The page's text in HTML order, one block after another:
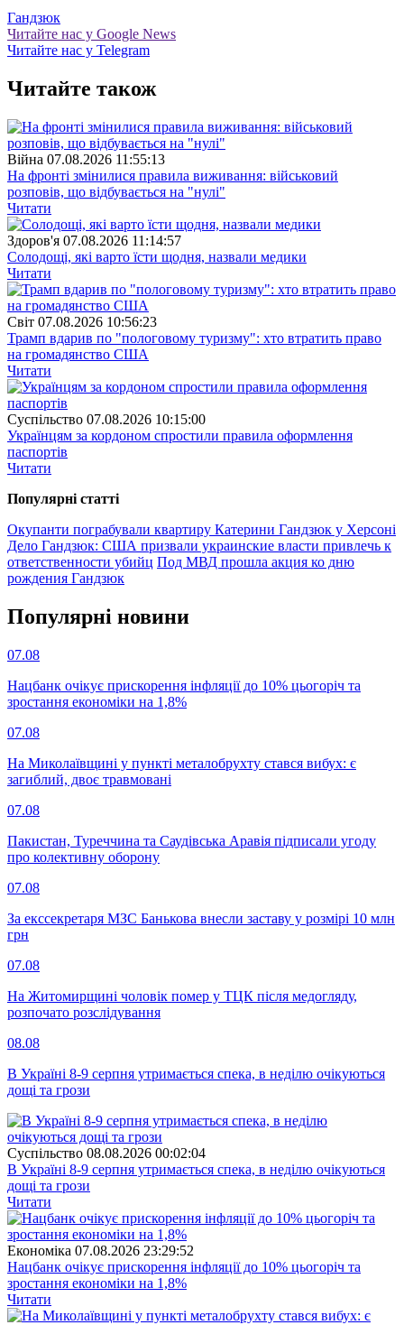
Гандзюк
Читайте нас у Google News
Читайте нас у Telegram
Читайте також
Війна 07.08.2026 11:55:13
На фронті змінилися правила виживання: військовий
розповів, що відбувається на "нулі"
Читати
Здоров'я 07.08.2026 11:14:57
Солодощі, які варто їсти щодня, назвали медики
Читати
Свiт 07.08.2026 10:56:23
Трамп вдарив по "пологовому туризму": хто втратить право
на громадянство США
Читати
Суспiльство 07.08.2026 10:15:00
Українцям за кордоном спростили правила оформлення
паспортів
Читати
Популярнi статтi
Окупанти пограбували квартиру Катерини Гандзюк у Херсоні
Дело Гандзюк: США призвали украинские власти привлечь к
ответственности убийц Под МВД прошла акция ко дню
рождения Гандзюк
Популярнi новини
07.08
Нацбанк очікує прискорення інфляції до 10% цьогоріч та
зростання економіки на 1,8%
07.08
На Миколаївщині у пункті металобрухту стався вибух: є
загиблий, двоє травмовані
07.08
Пакистан, Туреччина та Саудівська Аравія підписали угоду
про колективну оборону
07.08
За екссекретаря МЗС Банькова внесли заставу у розмірі 10 млн
грн
07.08
На Житомирщині чоловік помер у ТЦК після медогляду,
розпочато розслідування
08.08
В Україні 8-9 серпня утримається спека, в неділю очікуються
дощі та грози
Суспiльство 08.08.2026 00:02:04
В Україні 8-9 серпня утримається спека, в неділю очікуються
дощі та грози
Читати
Економіка 07.08.2026 23:29:52
Нацбанк очікує прискорення інфляції до 10% цьогоріч та
зростання економіки на 1,8%
Читати